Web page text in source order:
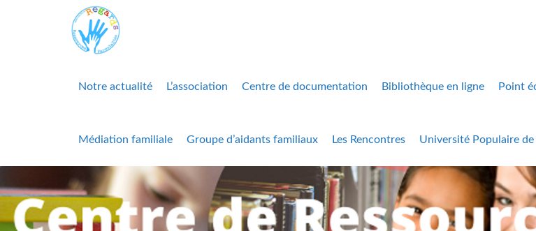
Notre actualité L’association Centre de documentation Bibliothèque en ligne Point
Médiation familiale Groupe d’aidants familiaux Les Rencontres Université Populaire